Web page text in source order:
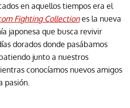
en aquellos tiempos era el
Fighting Collectiones la nueva
japonesa que busca revivir
dorados donde pasábamos
junto a nuestros
conocíamos nuevos amigos
pasión.